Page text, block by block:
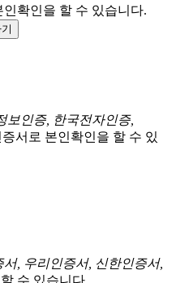
인확인을 할 수 있습니다.
보인증, 한국전자인증,
서로 본인확인을 할 수 있
서, 우리인증서, 신한인증서,